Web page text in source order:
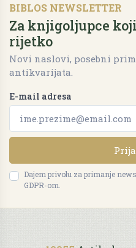
BIBLOS NEWSLETTER
Za knjigoljupce
rijetko
Novi naslovi, posebni
antikvarijata.
E-mail adresa
Dajem privolu za primanje
GDPR-om.